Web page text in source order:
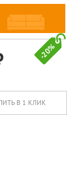
-20%
В 1 КЛИК